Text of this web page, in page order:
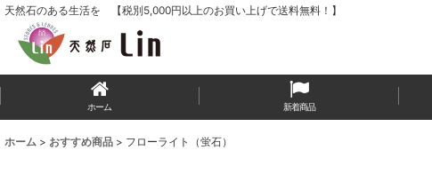
天然石のある生活を 【税別5,000円以上のお買い上げで送料無料！】
ホーム 新着商品
ホーム > おすすめ商品 > フローライト（蛍石）